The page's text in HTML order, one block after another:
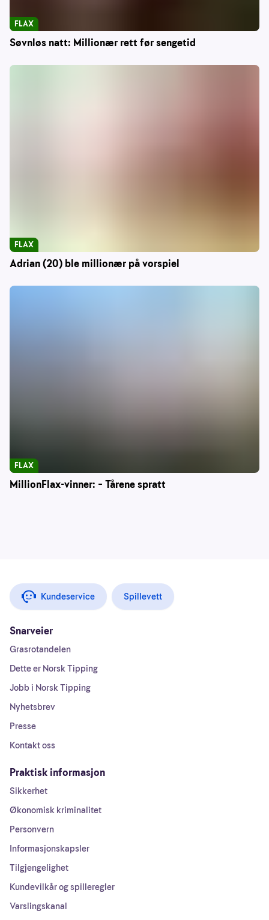
Søvnløs natt: Millionær rett før sengetid
FLAX
Adrian (20) ble millionær på vorspiel
FLAX
MillionFlax-vinner: – Tårene spratt
FLAX
Kundeservice Spillevett
Snarveier
Grasrotandelen
Dette er Norsk Tipping
Jobb i Norsk Tipping
Nyhetsbrev
Presse
Kontakt oss
Praktisk informasjon
Sikkerhet
Økonomisk kriminalitet
Personvern
Informasjonskapsler
Tilgjengelighet
Kundevilkår og spilleregler
Varslingskanal